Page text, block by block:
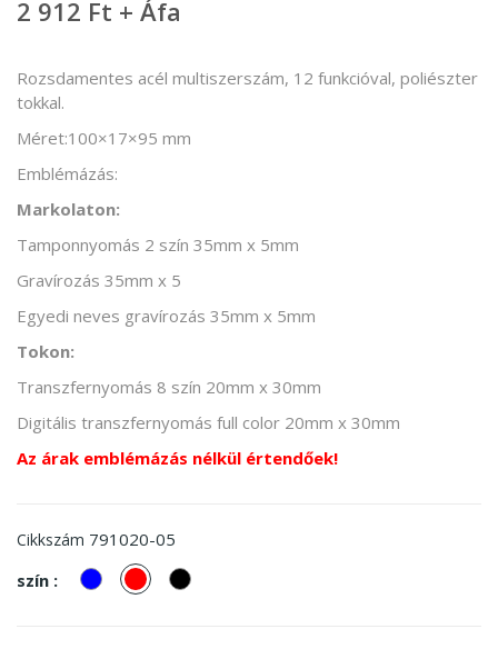
2 912 Ft + Áfa
Rozsdamentes acél multiszerszám, 12 funkcióval, poliészter
tokkal.
Méret:100×17×95 mm
Emblémázás:
Markolaton:
Tamponnyomás 2 szín 35mm x 5mm
Gravírozás 35mm x 5
Egyedi neves gravírozás 35mm x 5mm
Tokon:
Transzfernyomás 8 szín 20mm x 30mm
Digitális transzfernyomás full color 20mm x 30mm
Az árak emblémázás nélkül értendőek!
Cikkszám 791020-05
szín :
kek piros Fekete